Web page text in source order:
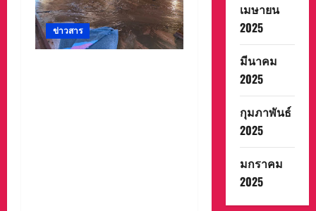
ข่าวสาร
เมษายน
2025
มีนาคม
2025
กุมภาพันธ์
2025
มกราคม
2025